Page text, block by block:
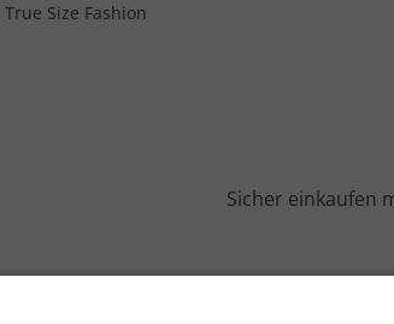
True Size Fashion
Sicher einkaufen